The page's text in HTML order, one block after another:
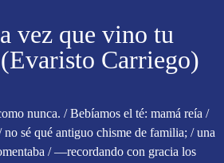
vez que vino tu
Carriego)
nunca. / Bebíamos el té: mamá reía /
sé qué antiguo chisme de familia; / una
/ —recordando con gracia los